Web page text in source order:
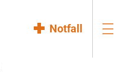
Notfall